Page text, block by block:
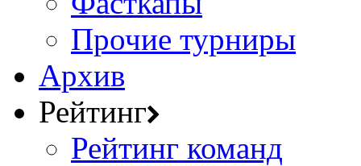
Прочие турниры
Архив
Рейтинг
Рейтинг команд